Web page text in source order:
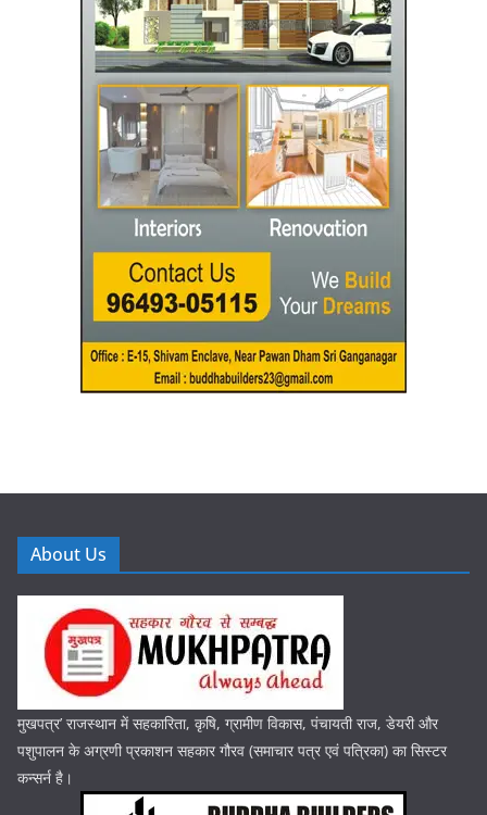
About Us
मुखपत्र’ राजस्थान में सहकारिता, कृषि, ग्रामीण विकास, पंचायती राज, डेयरी और
पशुपालन के अग्रणी प्रकाशन सहकार गौरव (समाचार पत्र एवं पत्रिका) का सिस्टर
कन्सर्न है।